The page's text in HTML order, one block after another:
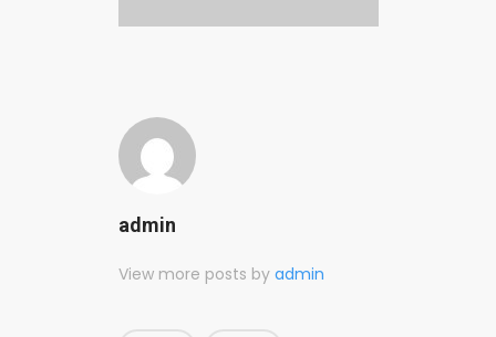
admin
View more posts by admin